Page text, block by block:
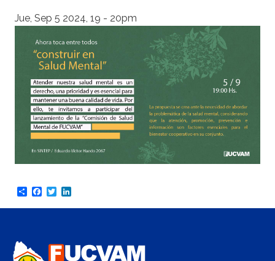
Jue, Sep 5 2024, 19 - 20pm
ShareFacebook
Twitter